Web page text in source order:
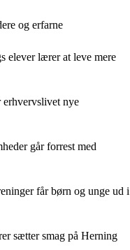
og erfarne
elever lærer at leve mere
nye
går forrest med
får børn og unge ud i
sætter smag på Herning